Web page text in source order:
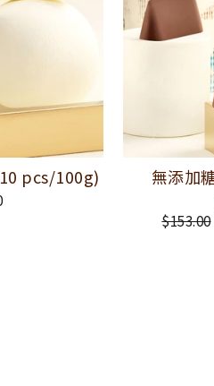
pcs/100g)
無添加
正
$153.00